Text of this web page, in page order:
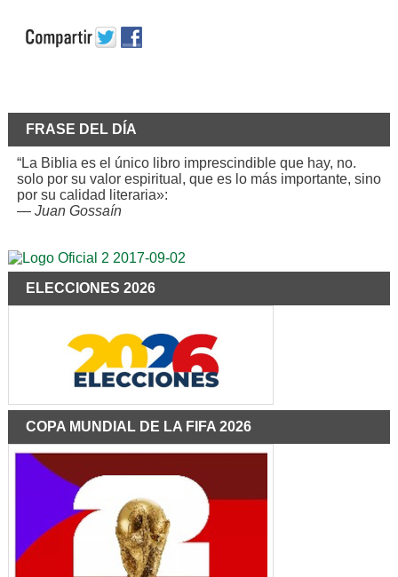
FRASE DEL DÍA
“La Biblia es el único libro imprescindible que hay, no.
solo por su valor espiritual, que es lo más importante, sino
por su calidad literaria»:
— Juan Gossaín
ELECCIONES 2026
COPA MUNDIAL DE LA FIFA 2026